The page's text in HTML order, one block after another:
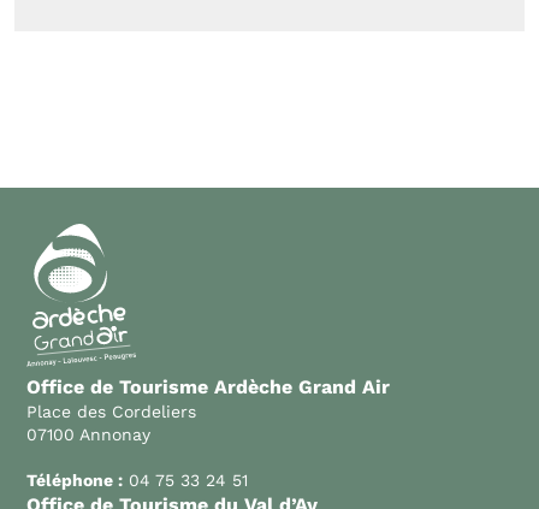
Office de Tourisme Ardèche Grand Air
Place des Cordeliers
07100 Annonay
Téléphone : 04 75 33 24 51